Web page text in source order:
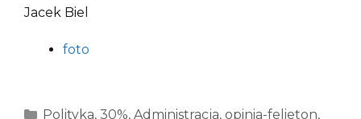
Jacek Biel
foto
Kategorie
Polityka, 30%, Administracja, opinia-felieton,